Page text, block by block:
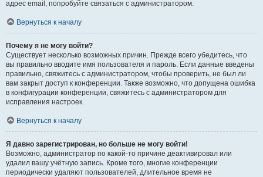
адрес email, попробуйте связаться с администратором.
Вернуться к началу
Почему я не могу войти?
Существует несколько возможных причин. Прежде всего убедитесь, что
вы правильно вводите имя пользователя и пароль. Если данные введены
правильно, свяжитесь с администратором, чтобы проверить, не был ли
вам закрыт доступ к конференции. Также возможно, что допущена ошибка
в конфигурации конференции, свяжитесь с администратором для
исправления настроек.
Вернуться к началу
Я давно зарегистрирован, но больше не могу войти!
Возможно, администратор по какой-то причине деактивировал или
удалил вашу учётную запись. Кроме того, многие конференции
периодически удаляют пользователей, длительное время не